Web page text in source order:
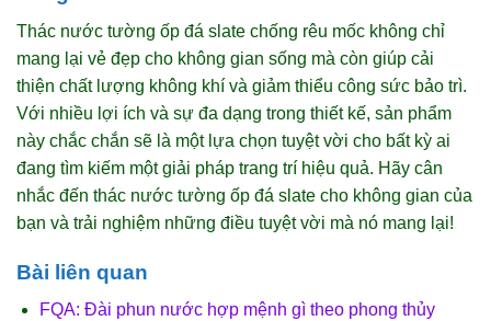
Thác nước tường ốp đá slate chống rêu mốc không chỉ
mang lại vẻ đẹp cho không gian sống mà còn giúp cải
thiện chất lượng không khí và giảm thiểu công sức bảo trì.
Với nhiều lợi ích và sự đa dạng trong thiết kế, sản phẩm
này chắc chắn sẽ là một lựa chọn tuyệt vời cho bất kỳ ai
đang tìm kiếm một giải pháp trang trí hiệu quả. Hãy cân
nhắc đến thác nước tường ốp đá slate cho không gian của
bạn và trải nghiệm những điều tuyệt vời mà nó mang lại!
Bài liên quan
FQA: Đài phun nước hợp mệnh gì theo phong thủy